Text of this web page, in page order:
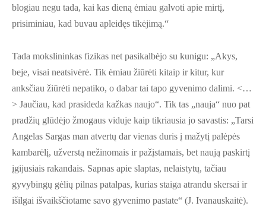
blogiau negu tada, kai kas dieną ėmiau galvoti apie mirtį,
prisiminiau, kad buvau apleidęs tikėjimą.“
Tada mokslininkas fizikas net pasikalbėjo su kunigu: „Akys,
beje, visai neatsivėrė. Tik ėmiau žiūrėti kitaip ir kitur, kur
anksčiau žiūrėti nepatiko, o dabar tai tapo gyvenimo dalimi. <…
> Jaučiau, kad prasideda kažkas naujo“. Tik tas „nauja“ nuo pat
pradžių glūdėjo žmogaus viduje kaip tikriausia jo savastis: „Tarsi
Angelas Sargas man atvertų dar vienas duris į mažytį palėpės
kambarėlį, užverstą nežinomais ir pažįstamais, bet naują paskirtį
įgijusiais rakandais. Sapnas apie slaptas, nelaistytų, tačiau
gyvybingų gėlių pilnas patalpas, kurias staiga atrandu skersai ir
išilgai išvaikščiotame savo gyvenimo pastate“ (J. Ivanauskaitė).